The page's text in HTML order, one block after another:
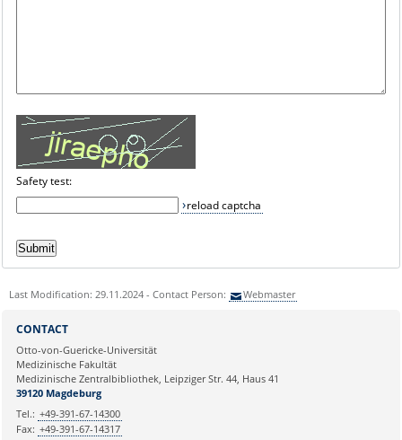
Safety test:
reload captcha
Last Modification: 29.11.2024 - Contact Person: Webmaster
CONTACT
Otto-von-Guericke-Universität
Medizinische Fakultät
Medizinische Zentralbibliothek, Leipziger Str. 44, Haus 41
39120 Magdeburg
Tel.: +49-391-67-14300
Fax: +49-391-67-14317